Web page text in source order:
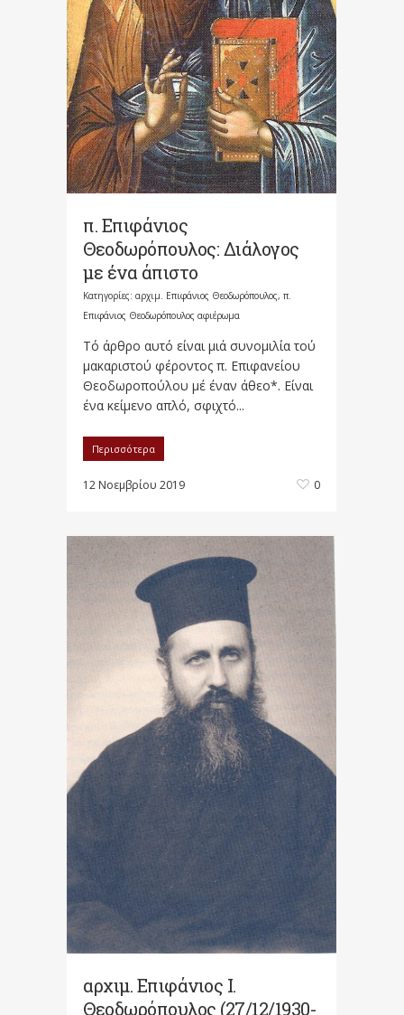
π. Επιφάνιος
Θεοδωρόπουλος: Διάλογος
με ένα άπιστο
Κατηγορίες: αρχιμ. Επιφάνιος Θεοδωρόπουλος, π.
Επιφάνιος Θεοδωρόπουλος αφιέρωμα
Τό άρθρο αυτό είναι μιά συνομιλία τού
μακαριστού φέροντος π. Επιφανείου
Θεοδωροπούλου μέ έναν άθεο*. Είναι
ένα κείμενο απλό, σφιχτό...
Περισσότερα
12 Νοεμβρίου 2019 0
αρχιμ. Επιφάνιος Ι.
Θεοδωρόπουλος (27/12/1930-